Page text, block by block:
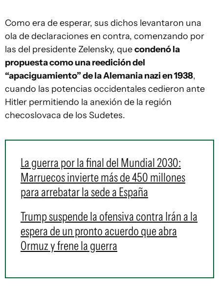
Como era de esperar, sus dichos levantaron una
ola de declaraciones en contra, comenzando por
las del presidente Zelensky, quecondenó la
propuesta como una reedición del
“apaciguamiento” de la Alemania nazi en 1938,
cuando las potencias occidentales cedieron ante
Hitler permitiendo la anexión de la región
checoslovaca de los Sudetes.
La guerra por la final del Mundial 2030:
Marruecos invierte más de 450 millones
para arrebatar la sede a España
Trump suspende la ofensiva contra Irán a la
espera de un pronto acuerdo que abra
Ormuz y frene la guerra